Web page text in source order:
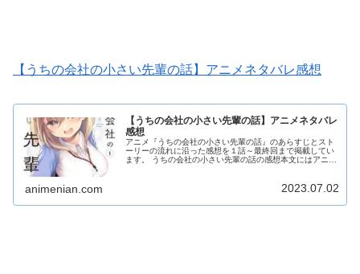
【うちの会社の小さい先輩の話】アニメネタバレ感想
【うちの会社の小さい先輩の話】アニメネタバレ
感想
アニメ『うちの会社の小さい先輩の話』のあらすじとスト
ーリーの流れに沿った感想を１話～最終回まで掲載してい
ます。 うちの会社の小さい先輩の話の感想本文にはアニメ
animenian.com 2023.07.02